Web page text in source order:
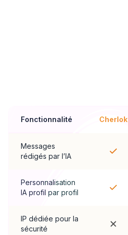
Fonctionnalité Cherlok
Messages
rédigés par l’IA
Personnalisation
IA profil par profil
IP dédiée pour la
sécurité